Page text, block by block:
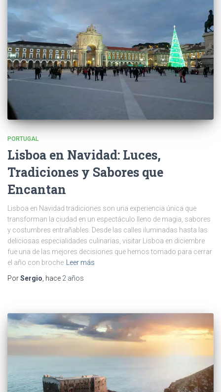
PORTUGAL
Lisboa en Navidad: Luces,
Tradiciones y Sabores que
Encantan
Lisboa en Navidad tradiciones son una experiencia única que
transforman la ciudad en un espectáculo lleno de magia, sabores
y costumbres entrañables. Desde las calles iluminadas hasta las
deliciosas especialidades culinarias, visitar Lisboa en diciembre
fue una de las mejores decisiones que hemos tomado para cerrar
el año con broche Leer más
PorSergio, hace 2 años